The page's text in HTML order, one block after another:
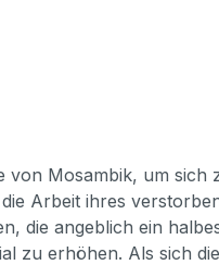
von Mosambik, um sich
Arbeit ihres
die angeblich ein
zu erhöhen. Als sich